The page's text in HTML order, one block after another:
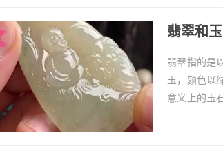
翡翠和
翡翠指的是
玉，颜色以
意义上的玉